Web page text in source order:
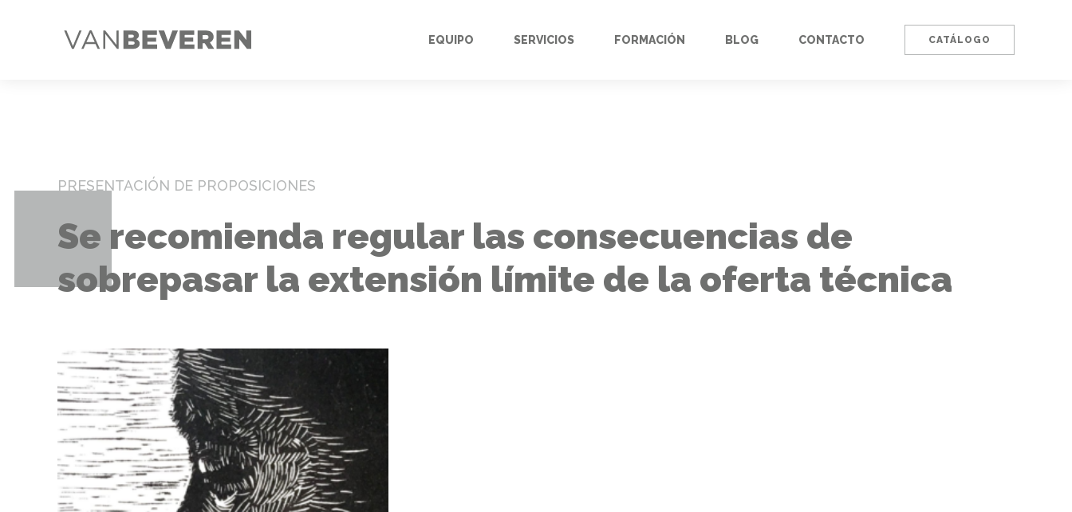
CATÁLOGO
EQUIPO SERVICIOS FORMACIÓN BLOG CONTACTO
PRESENTACIÓN DE PROPOSICIONES
Se recomienda regular las consecuencias de
sobrepasar la extensión límite de la oferta técnica